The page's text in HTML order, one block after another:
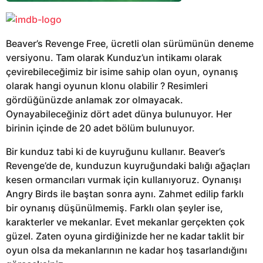
Beaver’s Revenge Free, ücretli olan sürümünün deneme
versiyonu. Tam olarak Kunduz’un intikamı olarak
çevirebileceğimiz bir isime sahip olan oyun, oynanış
olarak hangi oyunun klonu olabilir ? Resimleri
gördüğünüzde anlamak zor olmayacak.
Oynayabileceğiniz dört adet dünya bulunuyor. Her
birinin içinde de 20 adet bölüm bulunuyor.
Bir kunduz tabi ki de kuyruğunu kullanır. Beaver’s
Revenge’de de, kunduzun kuyruğundaki balığı ağaçları
kesen ormancıları vurmak için kullanıyoruz. Oynanışı
Angry Birds ile baştan sonra aynı. Zahmet edilip farklı
bir oynanış düşünülmemiş. Farklı olan şeyler ise,
karakterler ve mekanlar. Evet mekanlar gerçekten çok
güzel. Zaten oyuna girdiğinizde her ne kadar taklit bir
oyun olsa da mekanlarının ne kadar hoş tasarlandığını